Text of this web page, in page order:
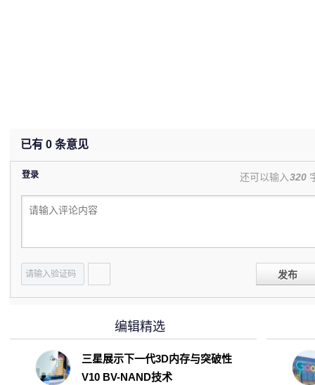
已有 0 条意见
登录 还可以输入320
发布
编辑精选
三星展示下一代3D内存与突破性
V10 BV-NAND技术